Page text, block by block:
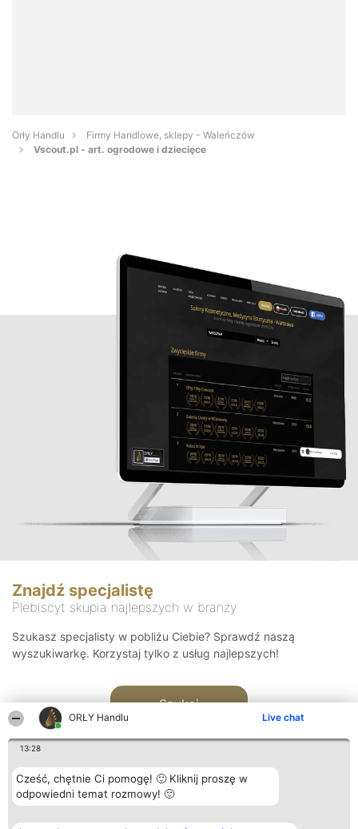
ORŁY Handlu Live chat
13:28
Cześć, chętnie Ci pomogę! 🙂 Kliknij proszę w
odpowiedni temat rozmowy! 🙂
Orły Handlu
Firmy Handlowe, sklepy - Waleńczów
Vscout.pl - art. ogrodowe i dziecięce
Znajdź specjalistę
Plebiscyt skupia najlepszych w branży
Szukasz specjalisty w pobliżu Ciebie? Sprawdź naszą
wyszukiwarkę. Korzystaj tylko z usług najlepszych!
Szukaj
Organizator plebiscytu Plebiscyt Kontakt